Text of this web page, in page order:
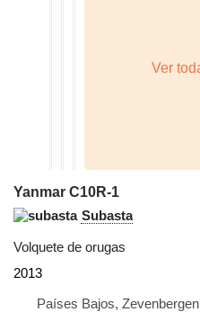
Yanmar C10R-1
Subasta
Volquete de orugas
2013
Países Bajos, Zevenbergen